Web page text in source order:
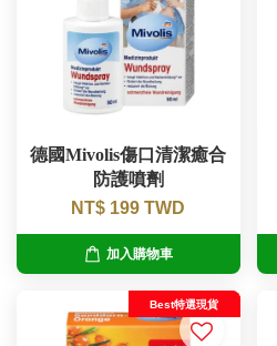
德國Mivolis傷口清潔癒合
防護噴劑
NT$ 199 TWD
加入購物車
Best特選現貨